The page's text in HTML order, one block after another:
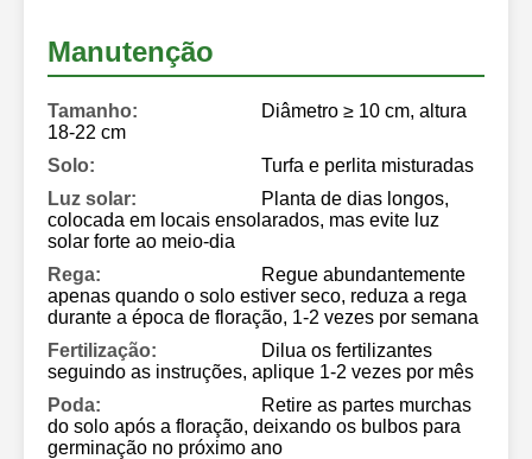
Manutenção
Tamanho:
Diâmetro ≥ 10 cm, altura
18-22 cm
Solo:
Turfa e perlita misturadas
Luz solar:
Planta de dias longos,
colocada em locais ensolarados, mas evite luz
solar forte ao meio-dia
Rega:
Regue abundantemente
apenas quando o solo estiver seco, reduza a rega
durante a época de floração, 1-2 vezes por semana
Fertilização:
Dilua os fertilizantes
seguindo as instruções, aplique 1-2 vezes por mês
Poda:
Retire as partes murchas
do solo após a floração, deixando os bulbos para
germinação no próximo ano